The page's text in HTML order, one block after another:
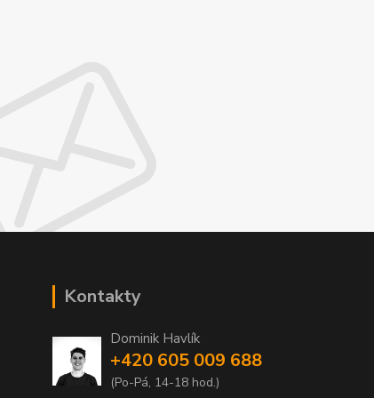
Kontakty
Dominik Havlík
+420 605 009 688
(Po-Pá, 14-18 hod.)